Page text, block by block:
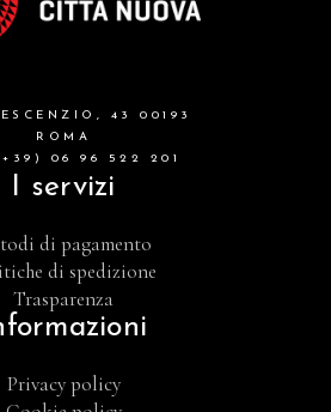
43 00193
ROMA
06 96 522 201
I servizi
di pagamento
di spedizione
Trasparenza
Privacy policy